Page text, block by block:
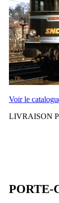
Voir le
LIVRAISON
PORTE-